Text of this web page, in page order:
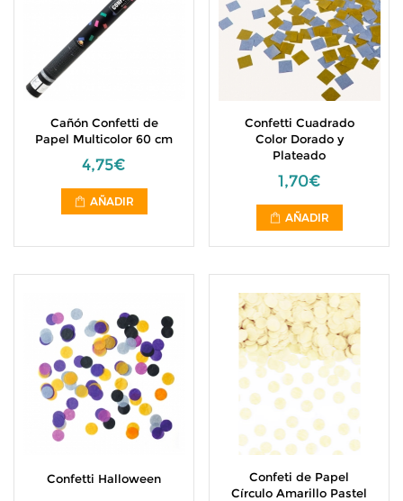
Cañón Confetti de
Papel Multicolor 60 cm
4,75€
AÑADIR
Confetti Cuadrado
Color Dorado y
Plateado
1,70€
AÑADIR
Confetti Halloween
Confeti de Papel
Círculo Amarillo Pastel